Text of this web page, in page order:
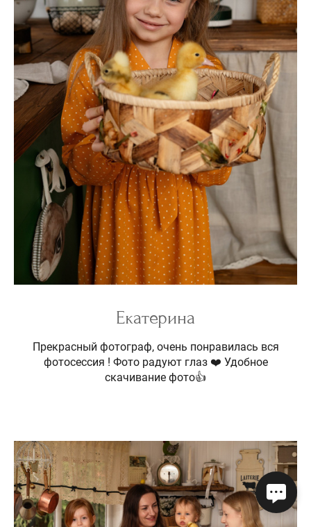
Екатерина
Прекрасный фотограф, очень понравилась вся
фотосессия ! Фото радуют глаз ❤️ Удобное
скачивание фото👍